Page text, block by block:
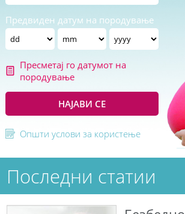
Предвиден датум на породување
Пресметај го датумот на
породување
НАЈАВИ СЕ
Општи услови за користење
Последни статии